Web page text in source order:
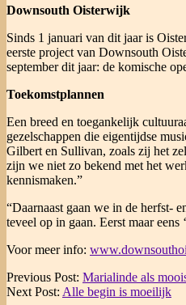
Downsouth Oisterwijk
Sinds 1 januari van dit jaar is
eerste project van Downsouth
september dit jaar: de komische
Toekomstplannen
Een breed en toegankelijk
gezelschappen die eigentijdse
Gilbert en Sullivan, zoals zij het
zijn we niet zo bekend met het
kennismaken.”
“Daarnaast gaan we in de herfst-
teveel op in gaan. Eerst maar eens
Voor meer info:
2024-
03-
Previous Post: Marialinde als
Next Post: Alle begin is moeilijk